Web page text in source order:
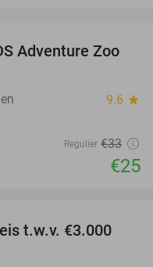
24%
Adventure Zoo
9.6 star
Regulier €33
€25
t.w.v. €3.000